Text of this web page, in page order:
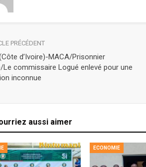
PRÉCÉDENT
d’Ivoire)-MACA/Prisonnier
Le commissaire Logué enlevé pour une
inconnue
aussi aimer
ECONOMIE